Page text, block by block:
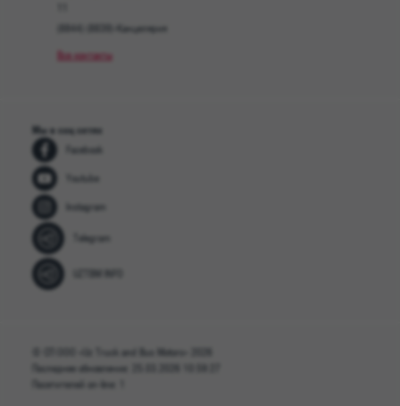
(8844) (8839)-Канцелярия
Все контакты
Мы в соц сетях
Facebook
Youtube
Instagram
Telegram
© СП ООО «Uz Truck and Bus Motors» 2026
Последнее обновление: 25.03.2026 10:59:27
Посетителей on-line: 1